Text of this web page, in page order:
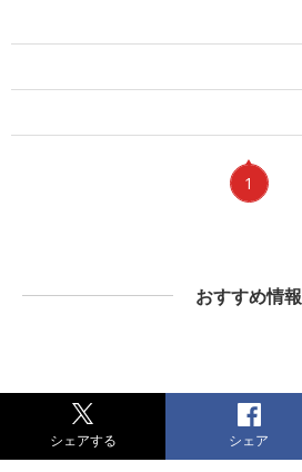
1
おすすめ情報
シェアする シェア